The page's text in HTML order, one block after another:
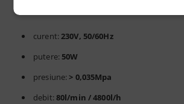
curent:230V, 50/60Hz
putere: 50W
presiune:> 0,035Mpa
debit: 80l/min / 4800l/h